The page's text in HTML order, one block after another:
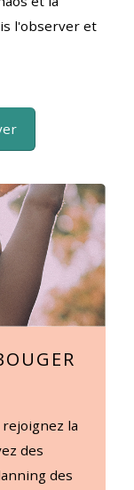
l'observer et
la
des
des